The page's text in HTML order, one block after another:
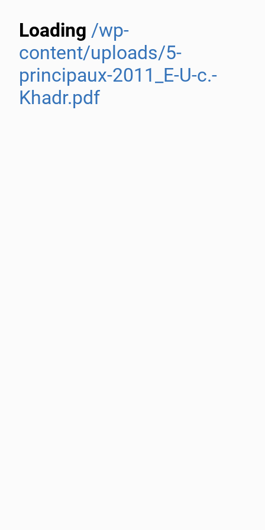
Loading /wp-
content/uploads/5-
principaux-2011_E-U-c.-
Khadr.pdf